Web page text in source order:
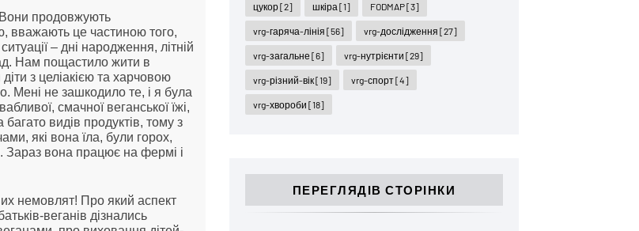
Вони продовжують
вважають це частиною того,
– дні народження, літній
Нам пощастило жити в
з целіакією та харчовою
Мені не зашкодило те, і я була
смачної веганської їжі,
видів продуктів, тому з
які вона їла, були горох,
Зараз вона працює на фермі і
немовлят! Про який аспект
веганів дізнались
цукор[2] шкіра[1] FODMAP[3]
vrg-гаряча-лінія[56] vrg-дослідження[27]
vrg-загальне[6] vrg-нутрієнти[29]
vrg-різний-вік[19] vrg-спорт[4]
vrg-хвороби[18]
ПЕРЕГЛЯДІВ СТОРІНКИ